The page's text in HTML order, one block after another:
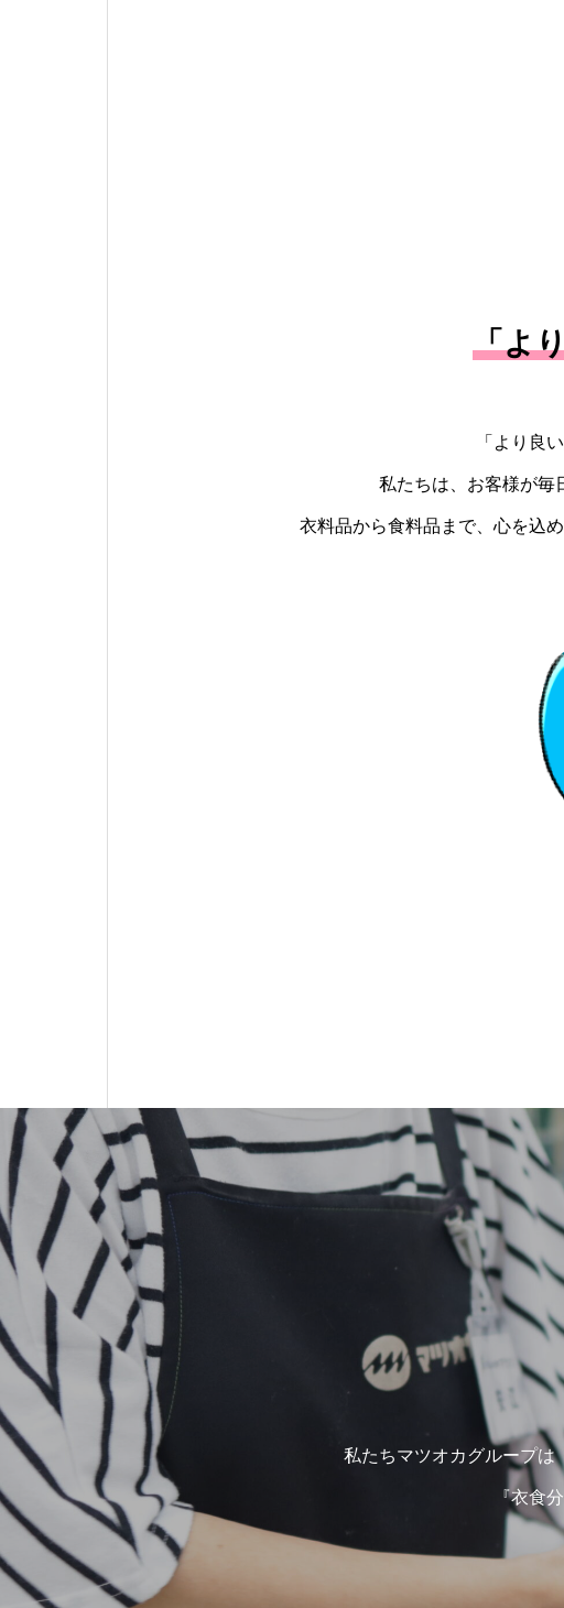
「よ
「より良
私たちは、お客様が毎
衣料品から食料品まで、心を込
私たちマツオカグループは
『衣食